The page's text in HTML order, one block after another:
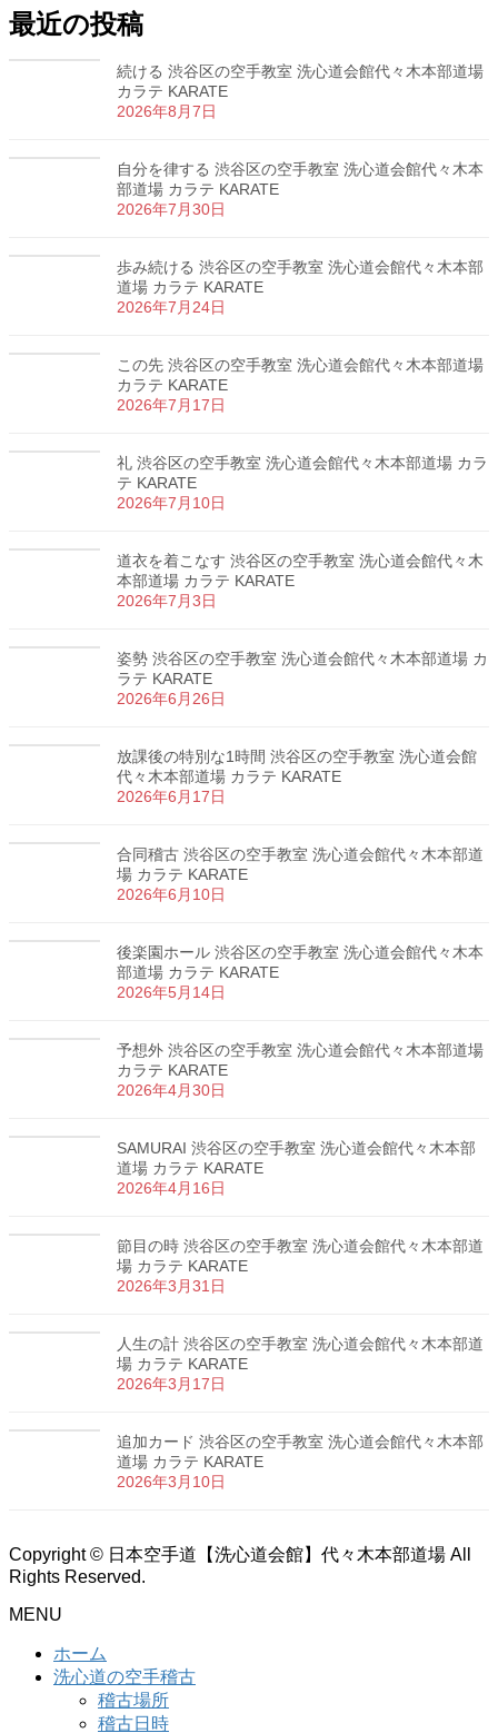
最近の投稿
続ける 渋谷区の空手教室 洗心道会館代々木本部道場
カラテ KARATE
2026年8月7日
自分を律する 渋谷区の空手教室 洗心道会館代々木本
部道場 カラテ KARATE
2026年7月30日
歩み続ける 渋谷区の空手教室 洗心道会館代々木本部
道場 カラテ KARATE
2026年7月24日
この先 渋谷区の空手教室 洗心道会館代々木本部道場
カラテ KARATE
2026年7月17日
礼 渋谷区の空手教室 洗心道会館代々木本部道場 カラ
テ KARATE
2026年7月10日
道衣を着こなす 渋谷区の空手教室 洗心道会館代々木
本部道場 カラテ KARATE
2026年7月3日
姿勢 渋谷区の空手教室 洗心道会館代々木本部道場 カ
ラテ KARATE
2026年6月26日
放課後の特別な1時間 渋谷区の空手教室 洗心道会館
代々木本部道場 カラテ KARATE
2026年6月17日
合同稽古 渋谷区の空手教室 洗心道会館代々木本部道
場 カラテ KARATE
2026年6月10日
後楽園ホール 渋谷区の空手教室 洗心道会館代々木本
部道場 カラテ KARATE
2026年5月14日
予想外 渋谷区の空手教室 洗心道会館代々木本部道場
カラテ KARATE
2026年4月30日
SAMURAI 渋谷区の空手教室 洗心道会館代々木本部
道場 カラテ KARATE
2026年4月16日
節目の時 渋谷区の空手教室 洗心道会館代々木本部道
場 カラテ KARATE
2026年3月31日
人生の計 渋谷区の空手教室 洗心道会館代々木本部道
場 カラテ KARATE
2026年3月17日
追加カード 渋谷区の空手教室 洗心道会館代々木本部
道場 カラテ KARATE
2026年3月10日
Copyright © 日本空手道【洗心道会館】代々木本部道場 All
Rights Reserved.
MENU
ホーム
洗心道の空手稽古
稽古場所
稽古日時